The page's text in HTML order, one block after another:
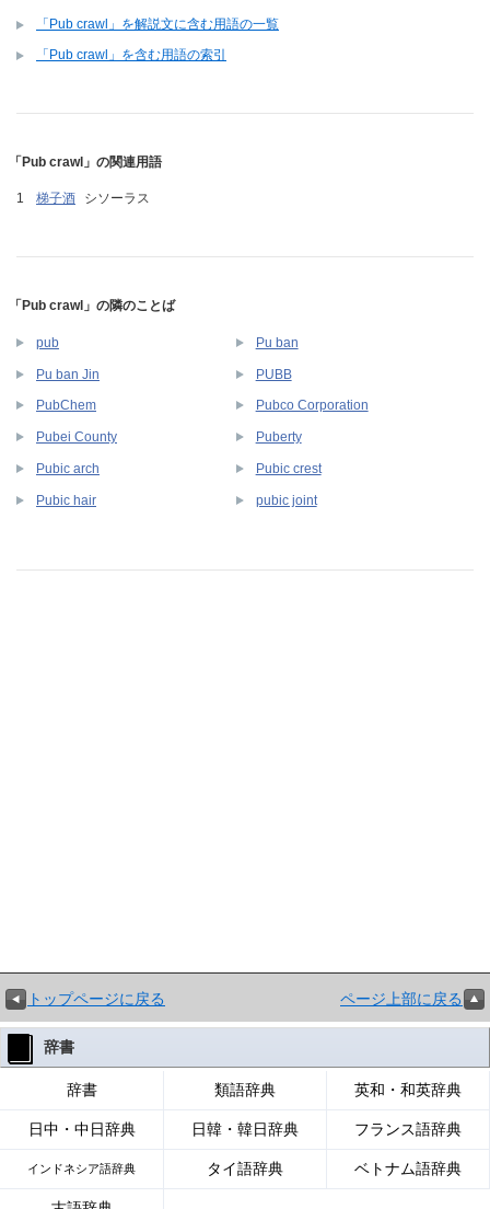
「Pub crawl」を解説文に含む用語の一覧
「Pub crawl」を含む用語の索引
「Pub crawl」の関連用語
梯子酒 シソーラス
「Pub crawl」の隣のことば
pub Pu ban
Pu ban Jin PUBB
PubChem Pubco Corporation
Pubei County Puberty
Pubic arch Pubic crest
Pubic hair pubic joint
トップページに戻る ページ上部に戻る
辞書
辞書 類語辞典 英和・和英辞典
日中・中日辞典 日韓・韓日辞典 フランス語辞典
インドネシア語辞典 タイ語辞典 ベトナム語辞典